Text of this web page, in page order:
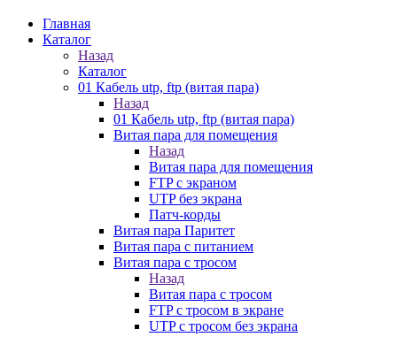
Главная
Каталог
Назад
Каталог
01 Кабель utp, ftp (витая пара)
Назад
01 Кабель utp, ftp (витая пара)
Витая пара для помещения
Назад
Витая пара для помещения
FTP с экраном
UTP без экрана
Патч-корды
Витая пара Паритет
Витая пара с питанием
Витая пара с тросом
Назад
Витая пара с тросом
FTP с тросом в экране
UTP с тросом без экрана